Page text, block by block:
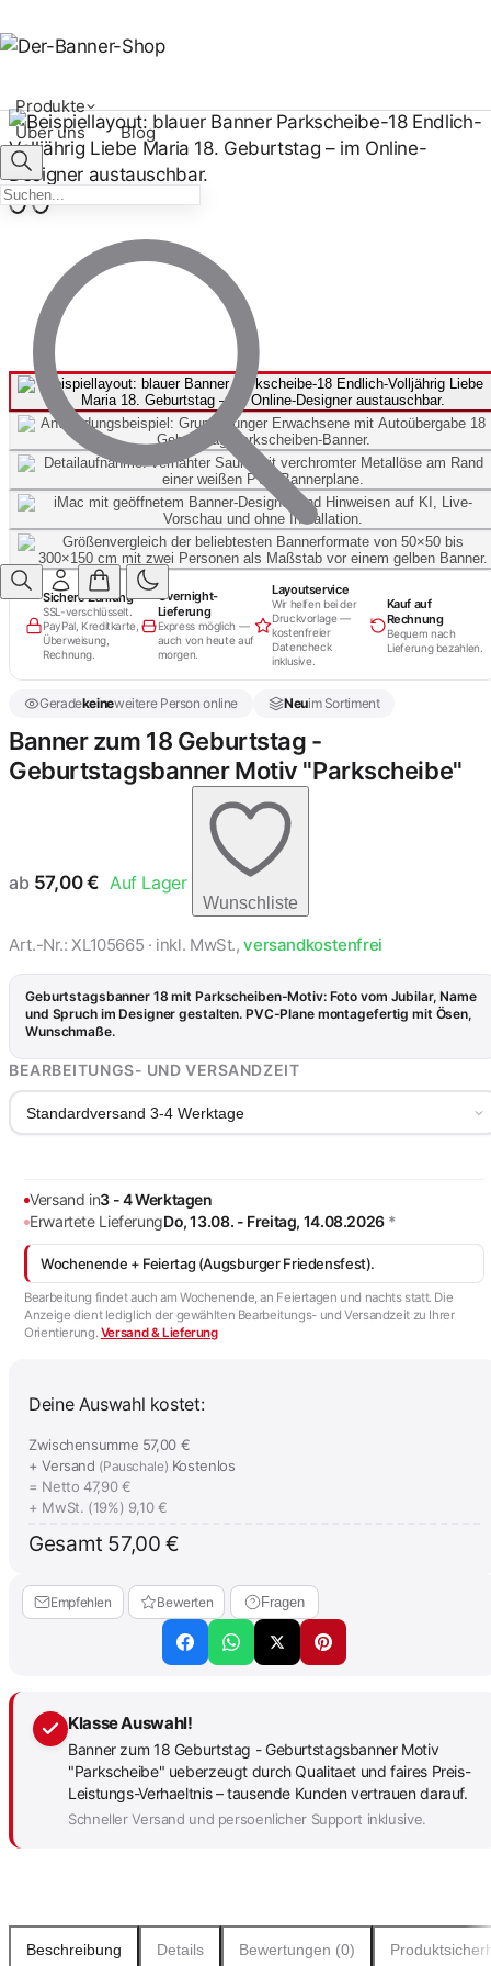
Produkte
Über uns
Blog
Sichere Zahlung
SSL-verschlüsselt.
PayPal, Kreditkarte,
Überweisung,
Rechnung.
Overnight-
Lieferung
Express möglich —
auch von heute auf
morgen.
Layoutservice
Wir helfen bei der
Druckvorlage —
kostenfreier
Datencheck
inklusive.
Kauf auf
Rechnung
Bequem nach
Lieferung bezahlen.
Geradekeineweitere Person online Neuim Sortiment
Banner zum 18 Geburtstag -
Geburtstagsbanner Motiv "Parkscheibe"
ab 57,00€ Auf Lager
Wunschliste
Art.-Nr.: XL105665 · inkl. MwSt.,versandkostenfrei
Geburtstagsbanner 18 mit Parkscheiben-Motiv: Foto vom Jubilar, Name
und Spruch im Designer gestalten. PVC-Plane montagefertig mit Ösen,
Wunschmaße.
BEARBEITUNGS- UND VERSANDZEIT
Standardversand 3-4 Werktage
Versand in3 - 4 Werktagen
Erwartete LieferungDo, 13.08. - Freitag, 14.08.2026 *
Wochenende + Feiertag (Augsburger Friedensfest).
Bearbeitung findet auch am Wochenende, an Feiertagen und nachts statt. Die
Anzeige dient lediglich der gewählten Bearbeitungs- und Versandzeit zu Ihrer
Orientierung. Versand & Lieferung
Deine Auswahl kostet:
Zwischensumme 57,00 €
+ Versand (Pauschale) Kostenlos
= Netto 47,90 €
+ MwSt. (19%) 9,10 €
Gesamt 57,00 €
Empfehlen Bewerten Fragen
Klasse Auswahl!
Banner zum 18 Geburtstag - Geburtstagsbanner Motiv
"Parkscheibe" ueberzeugt durch Qualitaet und faires Preis-
Leistungs-Verhaeltnis – tausende Kunden vertrauen darauf.
Schneller Versand und persoenlicher Support inklusive.
Beschreibung Details Bewertungen (0)